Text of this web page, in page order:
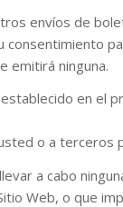
envíos de
consentimiento
emitirá ninguna.
en el
o a terceros
a cabo
Web, o que